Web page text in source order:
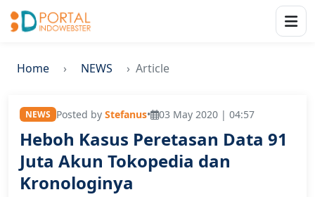
Home NEWS Article
NEWS Posted by Stefanus• 03 May 2020 | 04:57
Heboh Kasus Peretasan Data 91
Juta Akun Tokopedia dan
Kronologinya